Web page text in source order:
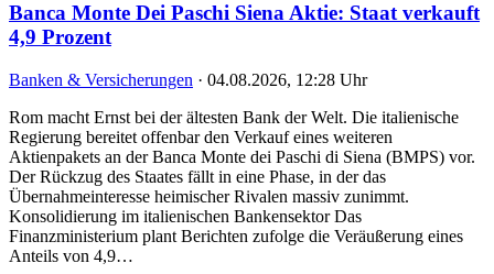
Banca Monte Dei Paschi Siena Aktie: Staat verkauft
4,9 Prozent
Banken & Versicherungen · 04.08.2026, 12:28 Uhr
Rom macht Ernst bei der ältesten Bank der Welt. Die italienische
Regierung bereitet offenbar den Verkauf eines weiteren
Aktienpakets an der Banca Monte dei Paschi di Siena (BMPS) vor.
Der Rückzug des Staates fällt in eine Phase, in der das
Übernahmeinteresse heimischer Rivalen massiv zunimmt.
Konsolidierung im italienischen Bankensektor Das
Finanzministerium plant Berichten zufolge die Veräußerung eines
Anteils von 4,9…